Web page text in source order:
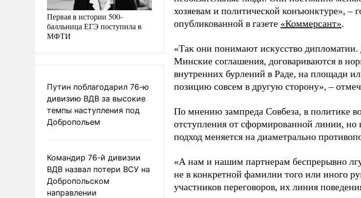
Первая в истории 500-
балльница ЕГЭ поступила в
МФТИ
Путин поблагодарил 76-ю
дивизию ВДВ за высокие
темпы наступления под
Добропольем
Командир 76-й дивизии
ВДВ назвал потери ВСУ на
Добропольском
направлении
хозяевам и политической конъюнктуре», –
опубликованной в газете «Коммерсант».
«Так они понимают искусство
Минские соглашения, договариваются в
внутренних бурлений в Раде, на площади
позицию совсем в другую сторону», –
По мнению зампреда Совбеза, в политике
отступления от сформированной линии, но
подход меняется на диаметрально
«А нам и нашим партнерам беспрерывно
не в конкретной фамилии того или иного
участников переговоров, их линия